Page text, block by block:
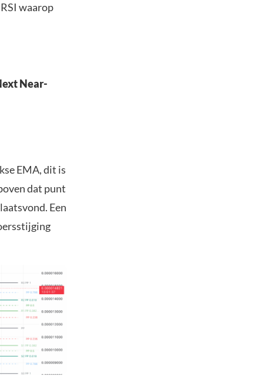
waarop
Near-
EMA, dit is
dat punt
Een